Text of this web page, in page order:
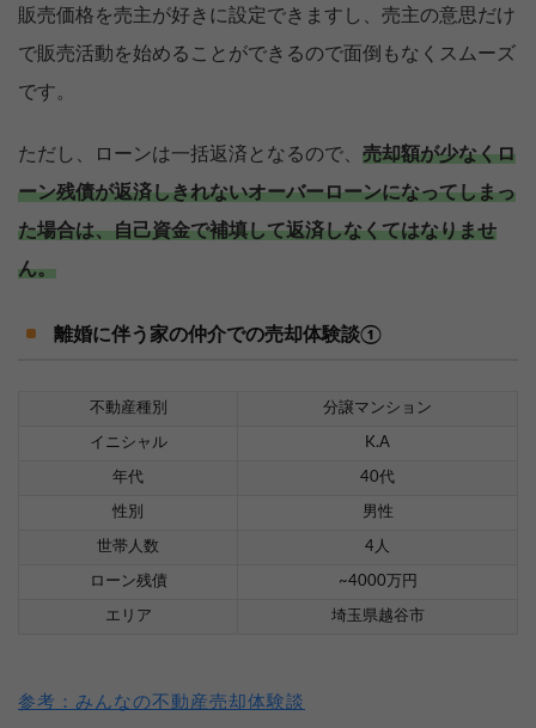
販売価格を売主が好きに設定できますし、売主の意思だけ
で販売活動を始めることができるので面倒もなくスムーズ
です。
ただし、ローンは一括返済となるので、 売却額が少なくロ
ーン残債が返済しきれないオーバーローンになってしまっ
た場合は、自己資金で補填して返済しなくてはなりませ
ん。
離婚に伴う家の仲介での売却体験談①
不動産種別 分譲マンション
イニシャル K.A
年代 40代
性別 男性
世帯人数 4人
ローン残債 ~4000万円
エリア 埼玉県越谷市
参考：みんなの不動産売却体験談